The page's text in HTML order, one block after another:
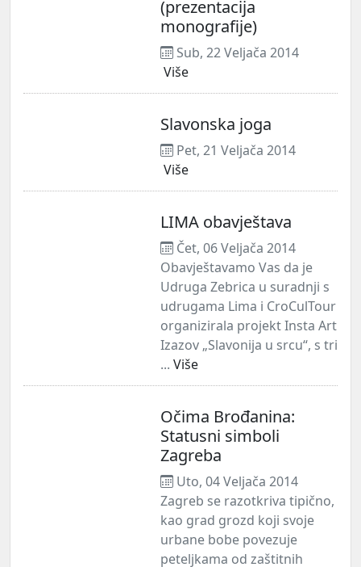
(prezentacija
monografije)
Sub, 22 Veljača 2014
Više
Slavonska joga
Pet, 21 Veljača 2014
Više
LIMA obavještava
Čet, 06 Veljača 2014
Obavještavamo Vas da je
Udruga Zebrica u suradnji s
udrugama Lima i CroCulTour
organizirala projekt Insta Art
Izazov „Slavonija u srcu“, s tri
... Više
Očima Brođanina:
Statusni simboli
Zagreba
Uto, 04 Veljača 2014
Zagreb se razotkriva tipično,
kao grad grozd koji svoje
urbane bobe povezuje
peteljkama od zaštitnih